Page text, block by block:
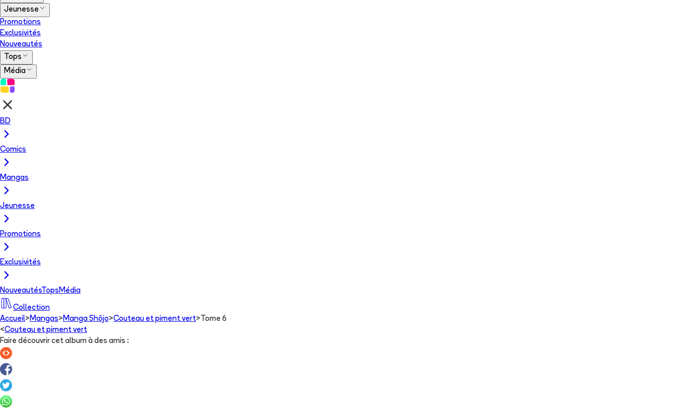
Jeunesse
Promotions
Exclusivités
Nouveautés
Tops
Média
BD
Comics
Mangas
Jeunesse
Promotions
Exclusivités
NouveautésTops Média
Collection
Accueil> Mangas> Manga Shōjo>Couteau et piment vert> Tome 6
<Couteau et piment vert
Faire découvrir cet album à des amis :